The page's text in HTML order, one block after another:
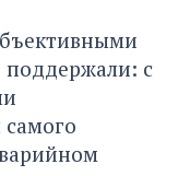
с
самого